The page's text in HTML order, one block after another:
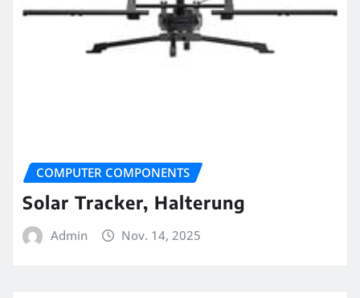
COMPUTER COMPONENTS
Solar Tracker, Halterung
Admin Nov. 14, 2025